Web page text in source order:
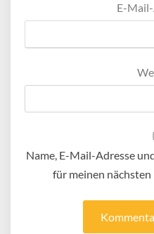
E-
Name, E-Mail-Adresse
für meinen